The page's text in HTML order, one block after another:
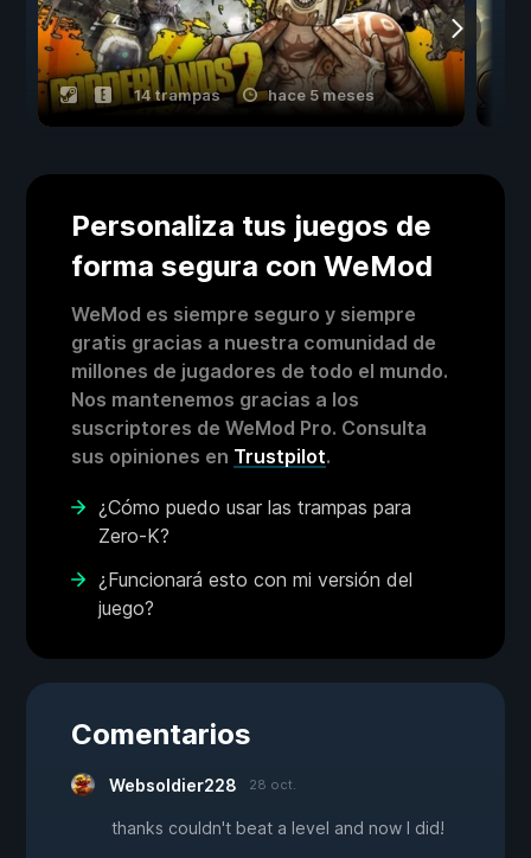
14 trampas hace 5 meses
Personaliza tus juegos de
forma segura con WeMod
WeMod es siempre seguro y siempre
gratis gracias a nuestra comunidad de
millones de jugadores de todo el mundo.
Nos mantenemos gracias a los
suscriptores de WeMod Pro. Consulta
sus opiniones en Trustpilot.
¿Cómo puedo usar las trampas para
Zero-K?
¿Funcionará esto con mi versión del
juego?
Comentarios
Websoldier228 28 oct.
thanks couldn't beat a level and now I did!